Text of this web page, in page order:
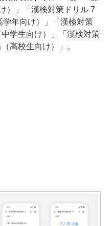
）」「漢検対策ドリル 7
年向け）」「漢検対策
学生向け）」「漢検対策
高校生向け）」。